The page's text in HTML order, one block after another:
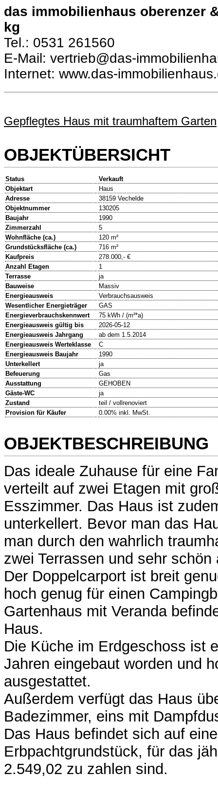
das immobilienhaus oberenzer
kg
Tel.: 0531 261560
E-Mail: vertrieb@das-
Internet: www.das-
Gepflegtes Haus mit traumhaftem Garten
OBJEKTÜBERSICHT
Status
Verkauft
Objektart
Haus
Adresse
38159 Vechelde
Objektnummer
130205
Baujahr
1990
Zimmerzahl
5
Wohnfläche (ca.)
120 m²
Grundstücksfläche (ca.)
716 m²
Kaufpreis
278.000,- €
Anzahl Etagen
1
Terrasse
ja
Bauweise
Massiv
Energieausweis
Verbrauchsausweis
Wesentlicher Energieträger
GAS
Energieverbrauchskennwert
75 kWh / (m²*a)
Energieausweis gültig bis
2026-05-12
Energieausweis Jahrgang
ab dem 1.5.2014
Energieausweis Werteklasse
C
Energieausweis Baujahr
1990
Unterkellert
ja
Befeuerung
Gas
Ausstattung
GEHOBEN
Gäste-WC
ja
Zustand
teil / vollrenoviert
Provision für Käufer
0.00% inkl. MwSt.
OBJEKTBESCHREIBUNG
Das ideale Zuhause für eine
verteilt auf zwei Etagen mit
Esszimmer. Das Haus ist
unterkellert. Bevor man das
man durch den wahrlich
zwei Terrassen und sehr
Der Doppelcarport ist breit
hoch genug für einen
Gartenhaus mit Veranda
Haus.
Die Küche im Erdgeschoss ist
Jahren eingebaut worden und
ausgestattet.
Außerdem verfügt das Haus
Badezimmer, eins mit
Das Haus befindet sich auf
Erbpachtgrundstück, für das
2.549,02 zu zahlen sind.